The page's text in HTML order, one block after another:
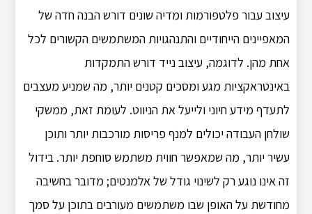
עיצוב עבור פלטפורמות ומדיה שונים דורש הבנה חדה של
המאפיינים הייחודיים והתנהגויות המשתמשים הקשורים לכל
אחת מהן. לדוגמה, עיצוב נייד דורש התמקדות
באינטראקציות מגע ומסכים קטנים יותר, מה שמניע מעצבים
לתעדף מידע חיוני ולייעל את הניווט. לעומת זאת, ממשקי
שולחן העבודה יכולים למנף פריסות מורכבות יותר ותוכן
עשיר יותר, מה שמאפשר חווית משתמש סוחפת יותר. בידול
זה אינו נוגע רק לשינוי גודל של אלמנטים; מדובר בחשיבה
מחודשת על האופן שבו משתמשים מעורבים בתוכן על סמך